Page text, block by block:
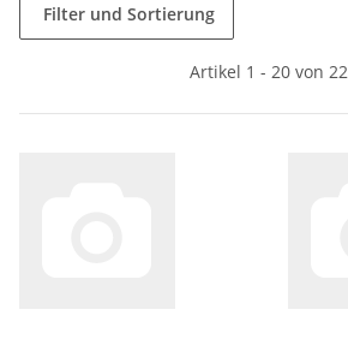
Filter und Sortierung
Artikel 1 - 20 von 22